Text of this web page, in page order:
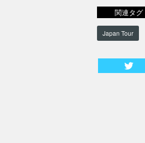
関連タグ
Japan Tour